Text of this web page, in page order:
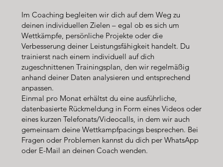
Im Coaching begleiten wir dich auf dem Weg zu
deinen individuellen Zielen – egal ob es sich um
Wettkämpfe, persönliche Projekte oder die
Verbesserung deiner Leistungsfähigkeit handelt. Du
trainierst nach einem individuell auf dich
zugeschnittenen Trainingsplan, den wir regelmäßig
anhand deiner Daten analysieren und entsprechend
anpassen.
Einmal pro Monat erhältst du eine ausführliche,
datenbasierte Rückmeldung in Form eines Videos oder
eines kurzen Telefonats/Videocalls, in dem wir auch
gemeinsam deine Wettkampfpacings besprechen. Bei
Fragen oder Problemen kannst du dich per WhatsApp
oder E-Mail an deinen Coach wenden.